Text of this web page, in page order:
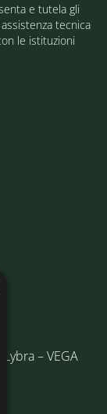
e tutela gli
tecnica
le istituzioni
– VEGA